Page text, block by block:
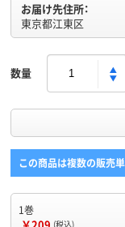
お届け先住所：
東京都江東区
数量
この商品は複数の販売
1巻
(税込)